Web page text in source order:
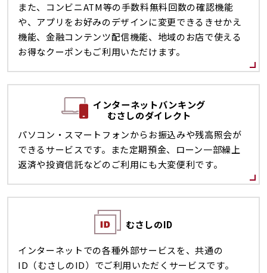
また、コンビニATM等の手数料無料回数の確認機能
や、アプリをお好みのデザインに変更できるきせかえ
機能、金融コンテンツ配信機能、地域のお店で使える
お得なクーポンもご利用いただけます。
インターネットバンキング
むさしのダイレクト
パソコン・スマートフォンからお振込みや残高照会が
できるサービスです。また定期預金、ローン一部繰上
返済や投資信託などのご利用にも大変便利です。
むさしのID
インターネットでの各種外部サービスを、共通の
ID（むさしのID）でご利用いただくサービスです。